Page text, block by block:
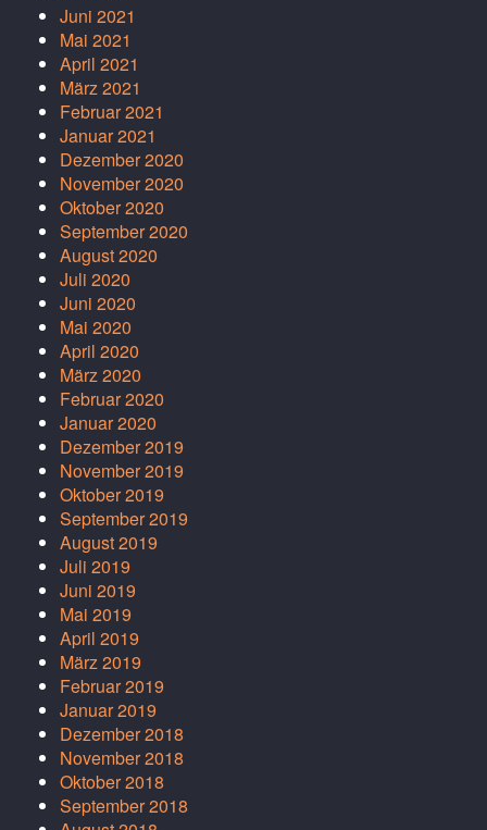
Juni 2021
Mai 2021
April 2021
März 2021
Februar 2021
Januar 2021
Dezember 2020
November 2020
Oktober 2020
September 2020
August 2020
Juli 2020
Juni 2020
Mai 2020
April 2020
März 2020
Februar 2020
Januar 2020
Dezember 2019
November 2019
Oktober 2019
September 2019
August 2019
Juli 2019
Juni 2019
Mai 2019
April 2019
März 2019
Februar 2019
Januar 2019
Dezember 2018
November 2018
Oktober 2018
September 2018